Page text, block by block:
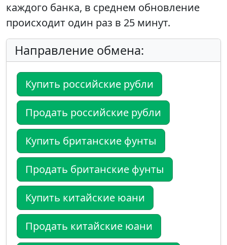
каждого банка, в среднем обновление
происходит один раз в 25 минут.
Направление обмена:
Купить российские рубли
Продать российские рубли
Купить британские фунты
Продать британские фунты
Купить китайские юани
Продать китайские юани